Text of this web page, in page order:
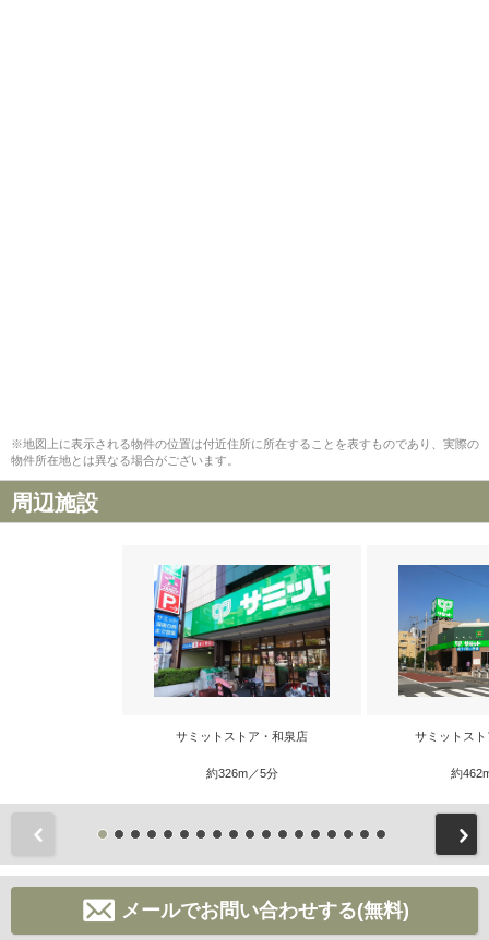
※地図上に表示される物件の位置は付近住所に所在することを表すものであり、実際の
物件所在地とは異なる場合がございます。
周辺施設
サミットストア・和泉店
約326m／5分
サミットス
約
メールでお問い合わせする(無料)